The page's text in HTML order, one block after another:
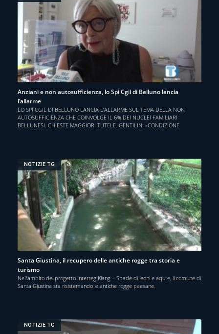
Anziani e non autosufficienza, lo Spi Cgil di Belluno lancia
l’allarme
LO SPI CGIL DI BELLUNO LANCIA L’ALLARME SUL TEMA DELLA NON
AUTOSUFFICIENZA CHE COINVOLGE IL 6% DEI NUCLEI FAMILIARI
BELLUNESI. CHIESTE MAGGIORI TUTELE. GENTILIN: «CONDIZIONE
NOTIZIE TG
Santa Giustina, il recupero delle antiche rogge tra storia e
turismo
Nell’ambito del progetto Interreg Klang – Spade di leoni e aquile, il comune di
Santa Giustina sta risistemando le antiche rogge paesane.
NOTIZIE TG